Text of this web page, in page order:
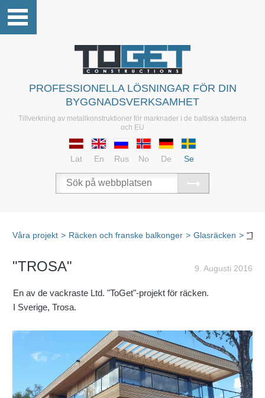
PROFESSIONELLA LÖSNINGAR FÖR DIN
BYGGNADSVERKSAMHET
Tillverkning av metallkonstruktioner för marknader i de baltiska staterna
och EU
Lat En Rus No De Se
Våra projekt > Räcken och franske balkonger > Glasräcken >
9. Augusti 2016
"TROSA"
En av de vackraste Ltd. "ToGet"-projekt för räcken.
I Sverige, Trosa.